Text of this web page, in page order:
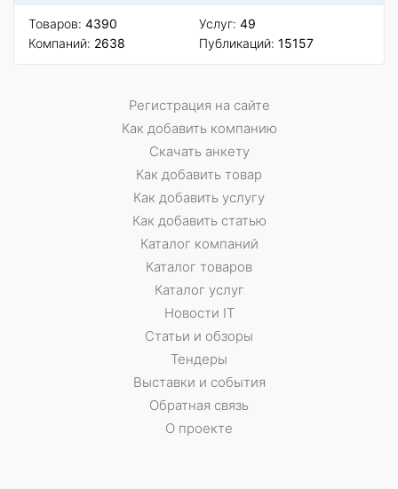
Товаров: 4390
Компаний: 2638
Услуг: 49
Публикаций: 15157
Регистрация на сайте
Как добавить компанию
Скачать анкету
Как добавить товар
Как добавить услугу
Как добавить статью
Каталог компаний
Каталог товаров
Каталог услуг
Новости IT
Статьи и обзоры
Тендеры
Выставки и события
Обратная связь
О проекте